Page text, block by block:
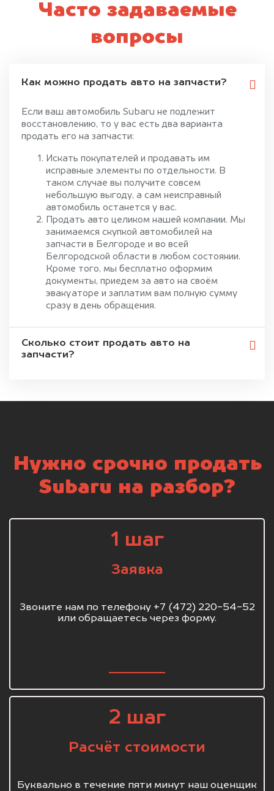
Часто задаваемые
вопросы
Как можно продать авто на запчасти?
Если ваш автомобиль Subaru не подлежит
восстановлению, то у вас есть два варианта
продать его на запчасти:
Искать покупателей и продавать им
исправные элементы по отдельности. В
таком случае вы получите совсем
небольшую выгоду, а сам неисправный
автомобиль останется у вас.
Продать авто целиком нашей компании. Мы
занимаемся скупкой автомобилей на
запчасти в Белгороде и во всей
Белгородской области в любом состоянии.
Кроме того, мы бесплатно оформим
документы, приедем за авто на своём
эвакуаторе и заплатим вам полную сумму
сразу в день обращения.
Сколько стоит продать авто на
запчасти?
Нужно срочно продать
Subaru на разбор?
1 шаг
Заявка
Звоните нам по телефону +7 (472) 220-54-52
или обращаетесь через форму.
2 шаг
Расчёт стоимости
Буквально в течение пяти минут наш оценщик